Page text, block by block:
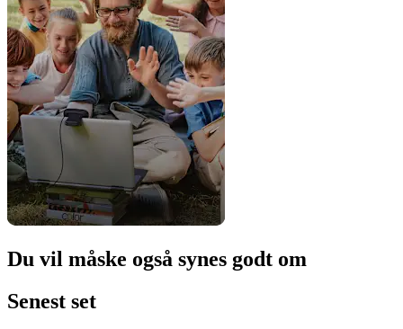
Du vil måske også synes godt om
Senest set